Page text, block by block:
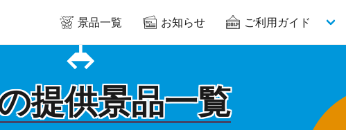
景品一覧 お知らせ ご利用ガイド
提供景品一覧